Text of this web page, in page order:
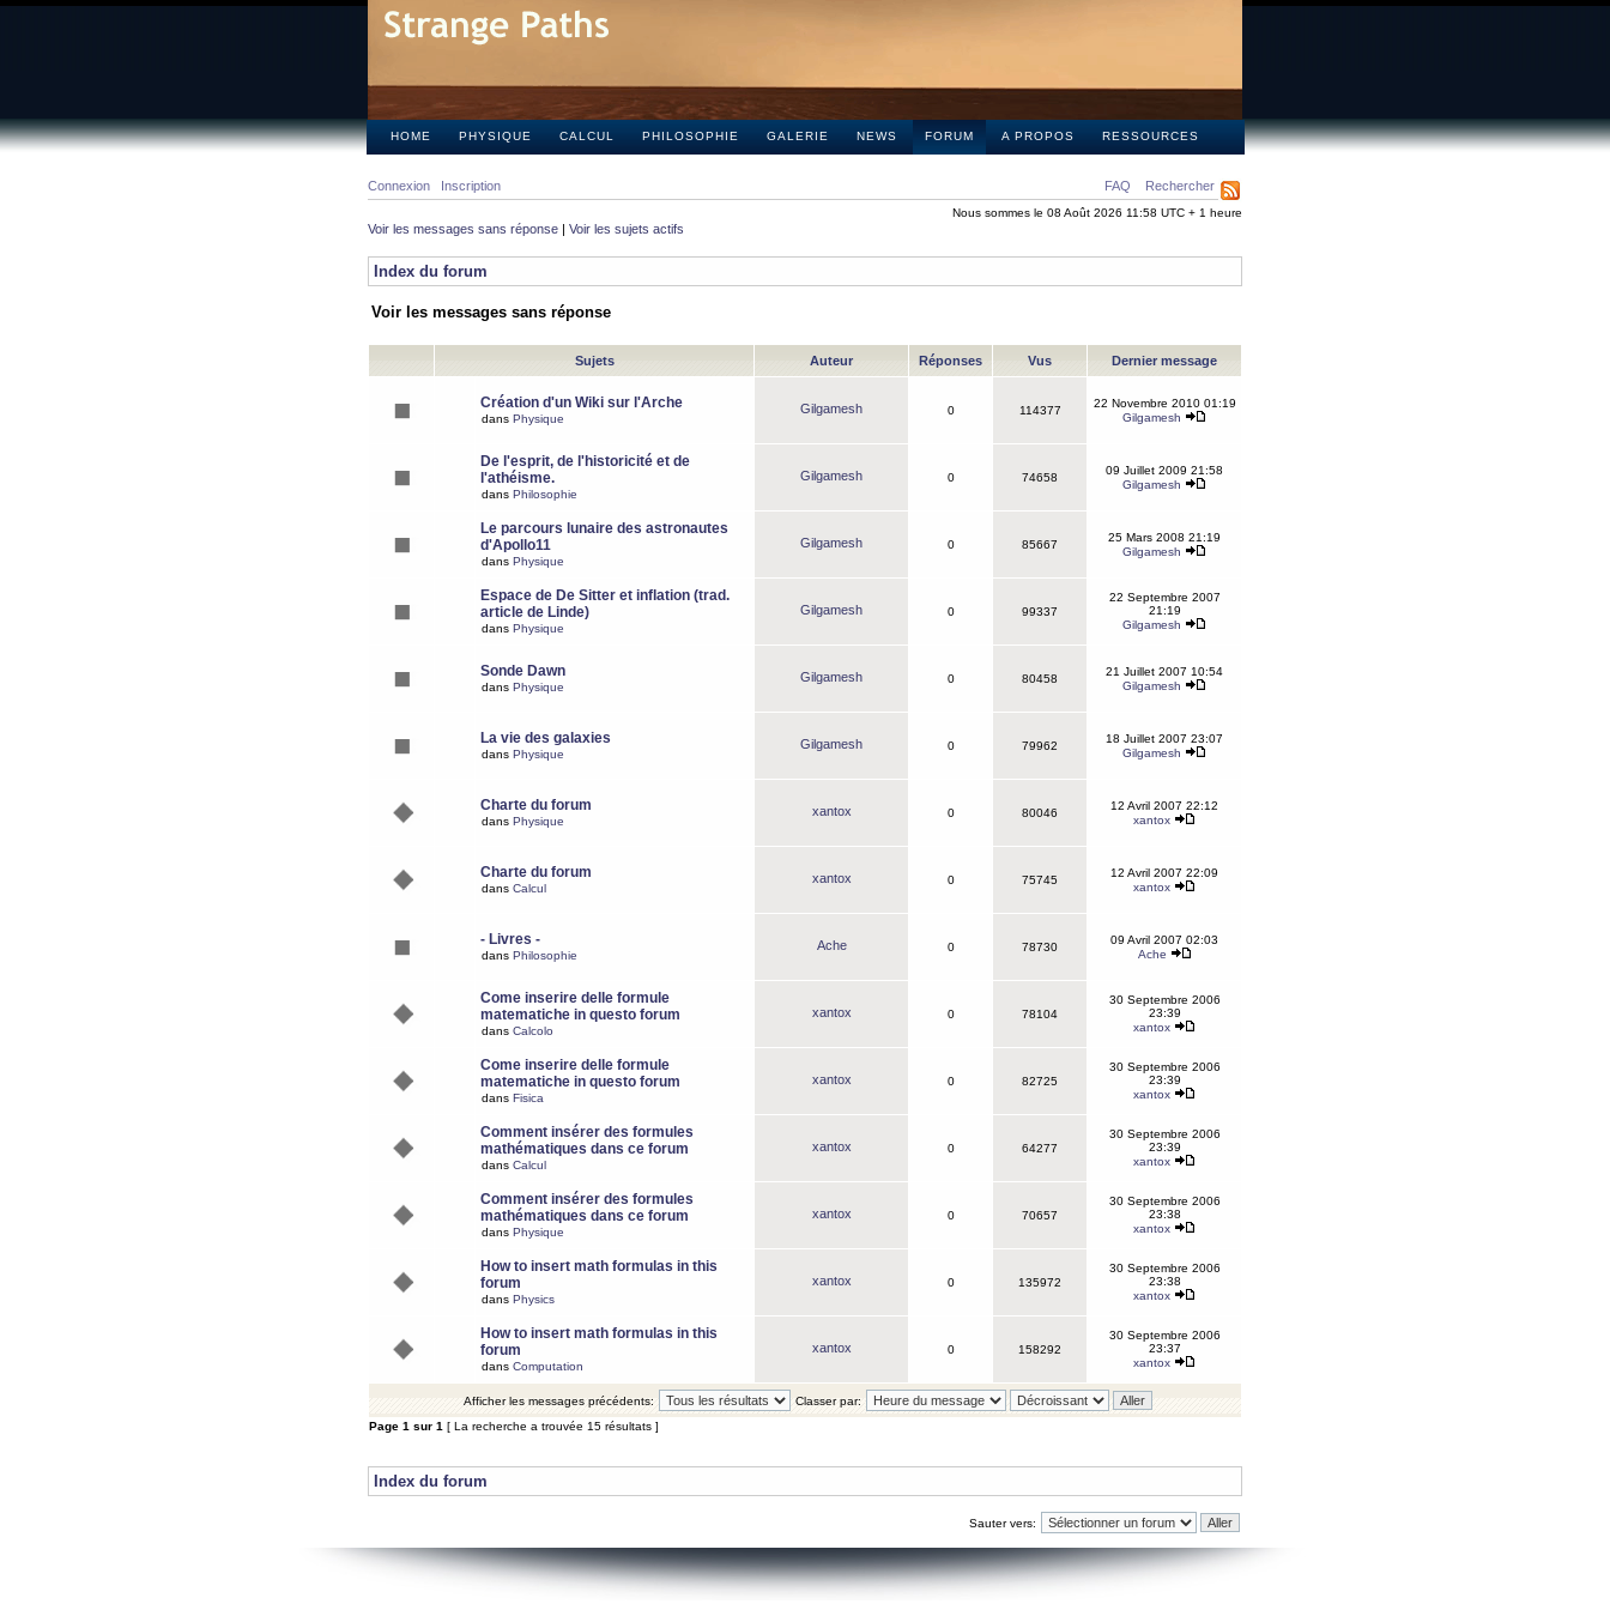
HOME PHYSIQUE CALCUL PHILOSOPHIE GALERIE NEWS FORUM A PROPOS RESSOURCES
FAQ Rechercher
Connexion Inscription
Nous sommes le 08 Août 2026 11:58 UTC + 1 heure
Voir les messages sans réponse | Voir les sujets actifs
Index du forum
Voir les messages sans réponse
Sujets Auteur Réponses Vus Dernier message
Création d'un Wiki sur l'Arche
dans Physique
Gilgamesh 0 114377
22 Novembre 2010 01:19
Gilgamesh
De l'esprit, de l'historicité et de
l'athéisme.
dans Philosophie
Gilgamesh 0 74658
09 Juillet 2009 21:58
Gilgamesh
Le parcours lunaire des astronautes
d'Apollo11
dans Physique
Gilgamesh 0 85667
25 Mars 2008 21:19
Gilgamesh
Espace de De Sitter et inflation (trad.
article de Linde)
dans Physique
Gilgamesh 0 99337
22 Septembre 2007
21:19
Gilgamesh
Sonde Dawn
dans Physique
Gilgamesh 0 80458
21 Juillet 2007 10:54
Gilgamesh
La vie des galaxies
dans Physique
Gilgamesh 0 79962
18 Juillet 2007 23:07
Gilgamesh
Charte du forum
dans Physique
xantox 0 80046
12 Avril 2007 22:12
xantox
Charte du forum
dans Calcul
xantox 0 75745
12 Avril 2007 22:09
xantox
- Livres -
dans Philosophie
Ache 0 78730
09 Avril 2007 02:03
Ache
Come inserire delle formule
matematiche in questo forum
dans Calcolo
xantox 0 78104
30 Septembre 2006
23:39
xantox
Come inserire delle formule
matematiche in questo forum
dans Fisica
xantox 0 82725
30 Septembre 2006
23:39
xantox
Comment insérer des formules
mathématiques dans ce forum
dans Calcul
xantox 0 64277
30 Septembre 2006
23:39
xantox
Comment insérer des formules
mathématiques dans ce forum
dans Physique
xantox 0 70657
30 Septembre 2006
23:38
xantox
How to insert math formulas in this
forum
dans Physics
xantox 0 135972
30 Septembre 2006
23:38
xantox
How to insert math formulas in this
forum
dans Computation
xantox 0 158292
30 Septembre 2006
23:37
xantox
Afficher les messages précédents:
Classer par:
Page 1 sur 1 [ La recherche a trouvée 15 résultats ]
Index du forum
Sauter vers: